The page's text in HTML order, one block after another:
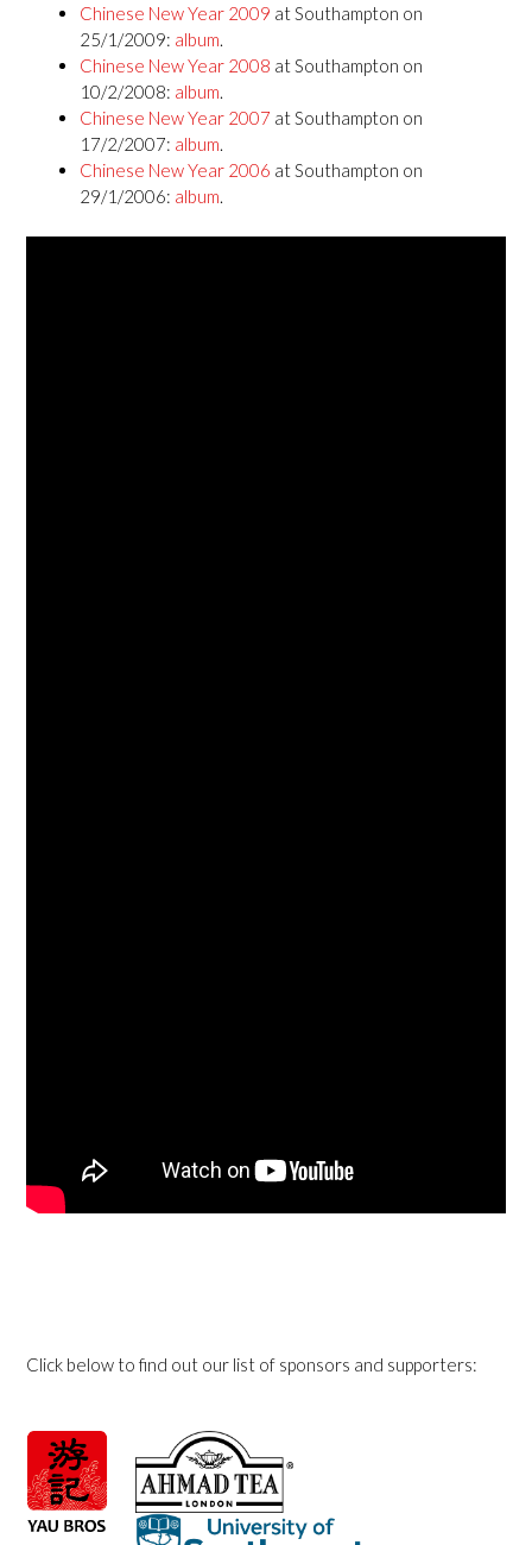
Chinese New Year 2009 at Southampton on
25/1/2009: album.
Chinese New Year 2008 at Southampton on
10/2/2008: album.
Chinese New Year 2007 at Southampton on
17/2/2007: album.
Chinese New Year 2006 at Southampton on
29/1/2006: album.
Click below to find out our list of sponsors and supporters: